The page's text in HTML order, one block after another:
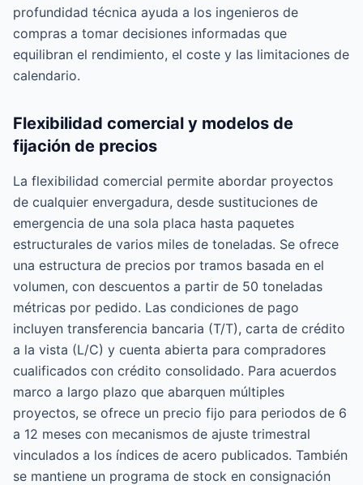
profundidad técnica ayuda a los ingenieros de
compras a tomar decisiones informadas que
equilibran el rendimiento, el coste y las limitaciones de
calendario.
Flexibilidad comercial y modelos de
fijación de precios
La flexibilidad comercial permite abordar proyectos
de cualquier envergadura, desde sustituciones de
emergencia de una sola placa hasta paquetes
estructurales de varios miles de toneladas. Se ofrece
una estructura de precios por tramos basada en el
volumen, con descuentos a partir de 50 toneladas
métricas por pedido. Las condiciones de pago
incluyen transferencia bancaria (T/T), carta de crédito
a la vista (L/C) y cuenta abierta para compradores
cualificados con crédito consolidado. Para acuerdos
marco a largo plazo que abarquen múltiples
proyectos, se ofrece un precio fijo para periodos de 6
a 12 meses con mecanismos de ajuste trimestral
vinculados a los índices de acero publicados. También
se mantiene un programa de stock en consignación